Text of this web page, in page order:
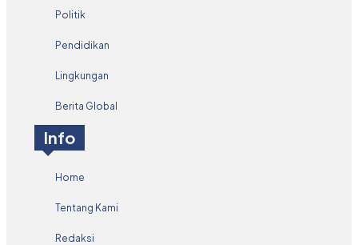
Politik
Pendidikan
Lingkungan
Berita Global
Info
Home
Tentang Kami
Redaksi